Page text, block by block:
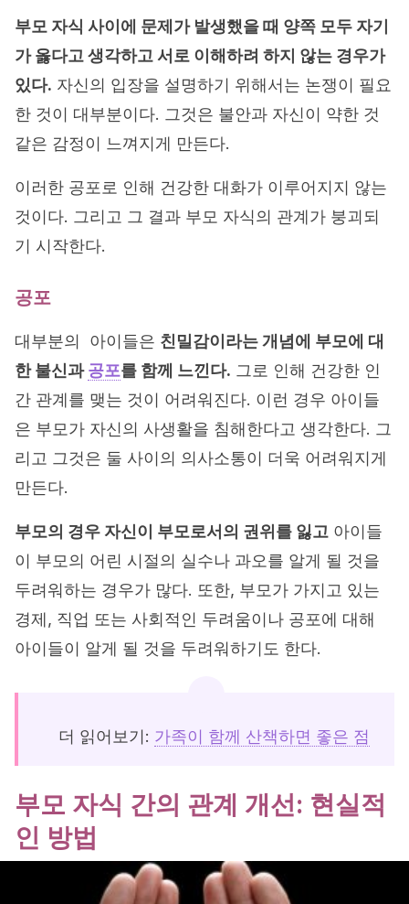
부모 자식 사이에 문제가 발생했을 때 양쪽 모두 자기
가 옳다고 생각하고 서로 이해하려 하지 않는 경우가
있다. 자신의 입장을 설명하기 위해서는 논쟁이 필요
한 것이 대부분이다. 그것은 불안과 자신이 약한 것
같은 감정이 느껴지게 만든다.
이러한 공포로 인해 건강한 대화가 이루어지지 않는
것이다. 그리고 그 결과 부모 자식의 관계가 붕괴되
기 시작한다.
공포
대부분의 아이들은 친밀감이라는 개념에 부모에 대
한 불신과공포를 함께 느낀다. 그로 인해 건강한 인
간 관계를 맺는 것이 어려워진다. 이런 경우 아이들
은 부모가 자신의 사생활을 침해한다고 생각한다. 그
리고 그것은 둘 사이의 의사소통이 더욱 어려워지게
만든다.
부모의 경우 자신이 부모로서의 권위를 잃고 아이들
이 부모의 어린 시절의 실수나 과오를 알게 될 것을
두려워하는 경우가 많다. 또한, 부모가 가지고 있는
경제, 직업 또는 사회적인 두려움이나 공포에 대해
아이들이 알게 될 것을 두려워하기도 한다.
더 읽어보기: 가족이 함께 산책하면 좋은 점
부모 자식 간의 관계 개선: 현실적
인 방법